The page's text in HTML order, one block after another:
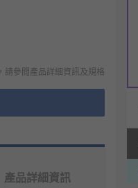
請參閲產品詳細資訊及規格
產品詳細資訊